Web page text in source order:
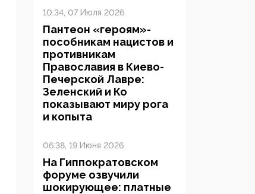
10:34, 07 Июля 2026
Пантеон «героям»-
пособникам нацистов и
противникам
Православия в Киево-
Печерской Лавре:
Зеленский и Ко
показывают миру рога
и копыта
06:38, 19 Июня 2026
На Гиппократовском
форуме озвучили
шокирующее: платные